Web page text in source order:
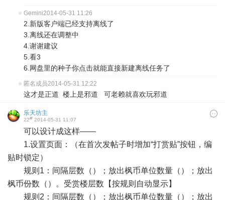
Gemini2014-05-31 11:26
2.新版客户端已经支持离线了
3.离线还在调整中
4.谢谢建议
5.看3
6.网盘里的种子你点击就能直接新建离线任务了
匿名成员2014-05-31 12:22
这才是正道 楼上是邪道 可老赖就喜欢玩邪道
乐天坊主
22# 2014-05-31 11:07
可以设计成这样——
1.设置页面：（在首次发帖子时增加“打赏贴”按钮，编
贴时锁定）
规则1：间隔层数（）；放出枫币单位数量（）；放出
枫币份数（）。受赏楼层数【按规则自动显示】
规则2：间隔层数（）；放出枫币单位数量（）；放出